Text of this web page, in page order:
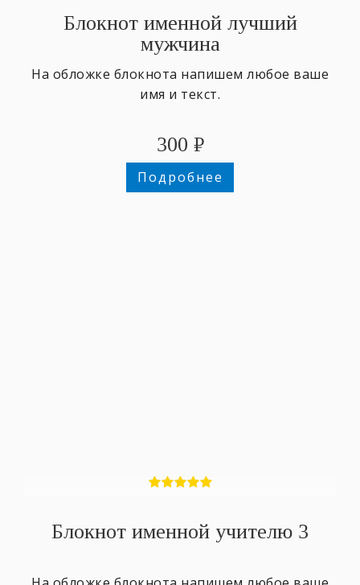
Блокнот именной лучший
мужчина
На обложке блокнота напишем любое ваше
имя и текст.
300 ₽
Подробнее
Блокнот именной учителю 3